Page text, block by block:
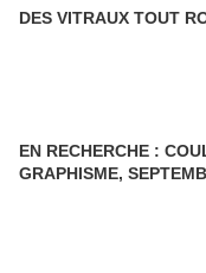
DES VITRAUX TOUT
EN RECHERCHE :
GRAPHISME,